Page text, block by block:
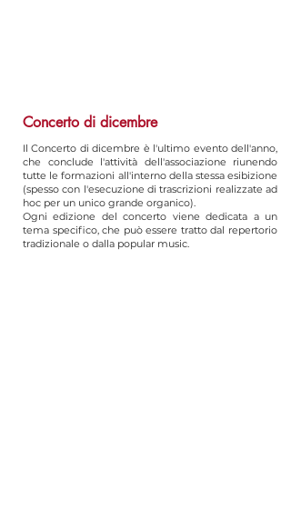
Concerto di dicembre
Il Concerto di dicembre è l'ultimo evento dell'anno,
che conclude l'attività dell'associazione riunendo
tutte le formazioni all'interno della stessa esibizione
(spesso con l'esecuzione di trascrizioni realizzate ad
hoc per un unico grande organico).
Ogni edizione del concerto viene dedicata a un
tema specifico, che può essere tratto dal repertorio
tradizionale o dalla popular music.